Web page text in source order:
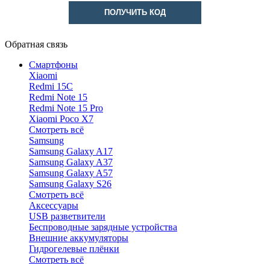
ПОЛУЧИТЬ КОД
Обратная связь
Смартфоны
Xiaomi
Redmi 15C
Redmi Note 15
Redmi Note 15 Pro
Xiaomi Poco X7
Смотреть всё
Samsung
Samsung Galaxy A17
Samsung Galaxy A37
Samsung Galaxy A57
Samsung Galaxy S26
Смотреть всё
Аксессуары
USB разветвители
Беспроводные зарядные устройства
Внешние аккумуляторы
Гидрогелевые плёнки
Смотреть всё